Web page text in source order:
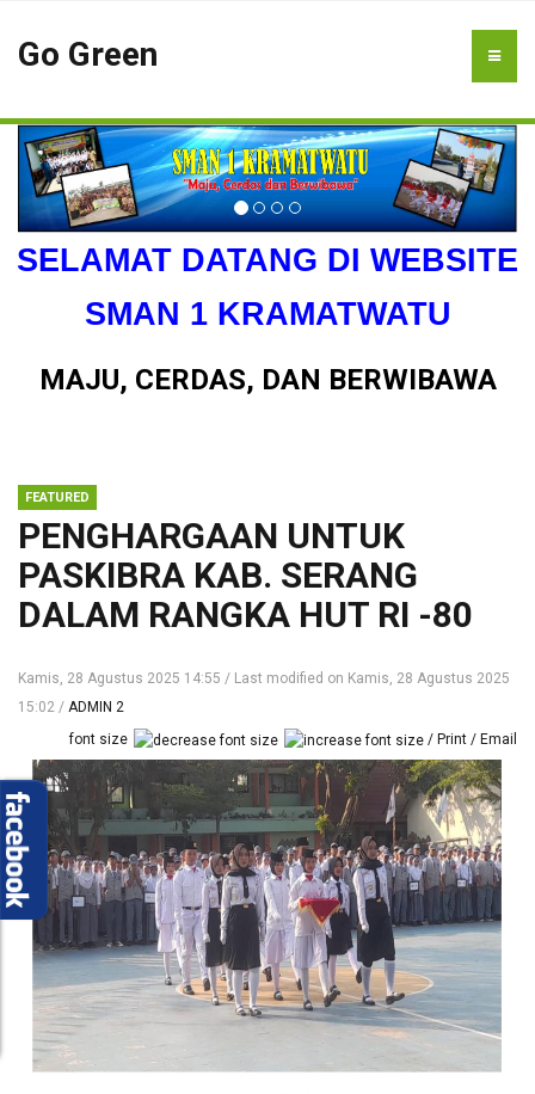
Go Green
SELAMAT DATANG DI WEBSITE
SMAN 1 KRAMATWATU
MAJU, CERDAS, DAN BERWIBAWA
FEATURED
PENGHARGAAN UNTUK
PASKIBRA KAB. SERANG
DALAM RANGKA HUT RI -80
Kamis, 28 Agustus 2025 14:55
Last modified on Kamis, 28 Agustus 2025
15:02
ADMIN 2
font size
Print Email